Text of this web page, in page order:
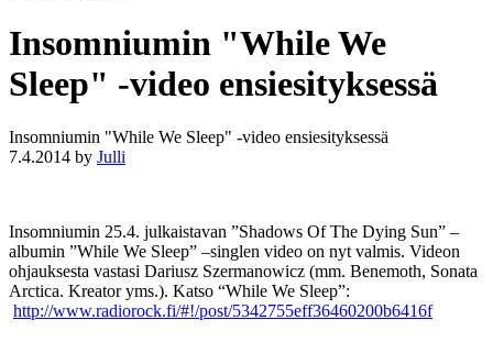
Insomniumin "While We
Sleep" -video ensiesityksessä
Insomniumin "While We Sleep" -video ensiesityksessä
7.4.2014 by Julli
Insomniumin 25.4. julkaistavan ”Shadows Of The Dying Sun” –
albumin ”While We Sleep” –singlen video on nyt valmis. Videon
ohjauksesta vastasi Dariusz Szermanowicz (mm. Benemoth, Sonata
Arctica. Kreator yms.). Katso “While We Sleep”:
http://www.radiorock.fi/#!/post/5342755eff36460200b6416f